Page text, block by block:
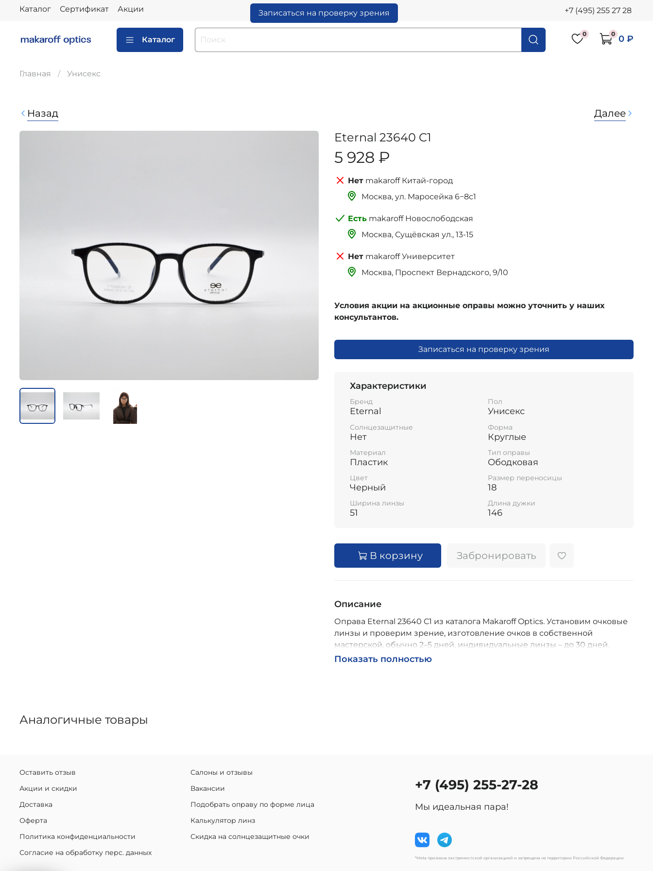
Каталог Сертификат Акции Записаться на проверку зрения +7 (495) 255 27 28
Каталог
0 0 0 ₽
Главная Унисекс
Назад Далее
Eternal 23640 C1
5 928 ₽
makaroff Китай-город
Москва, ‌‌‌‌ул. Маросейка 6−8с1
makaroff Новослободская
Москва, Сущёвская ул., 13-15
makaroff Университет
Москва, Проспект Вернадского, 9/10
Условия акции на акционные оправы можно уточнить у наших
консультантов.
Записаться на проверку зрения
Характеристики
Бренд
Eternal
Пол
Унисекс
Солнцезащитные
Нет
Форма
Круглые
Материал
Пластик
Тип оправы
Ободковая
Цвет
Черный
Размер переносицы
18
Ширина линзы
51
Длина дужки
146
В корзину Забронировать
Описание
Оправа Eternal 23640 C1 из каталога Makaroff Optics. Установим очковые
линзы и проверим зрение, изготовление очков в собственной
мастерской, обычно 2–5 дней, индивидуальные линзы – до 30 дней.
Возможна доставка по России.
Показать полностью
Аналогичные товары
Оставить отзыв
Акции и скидки
Доставка
Оферта
Политика конфиденциальности
Согласие на обработку перс. данных
Салоны и отзывы
Вакансии
Подобрать оправу по форме лица
Калькулятор линз
Скидка на солнцезащитные очки
+7 (495) 255-27-28
Мы идеальная пара!
*Meta признана экстремистской организацией и запрещена на территории Российской Федерации.